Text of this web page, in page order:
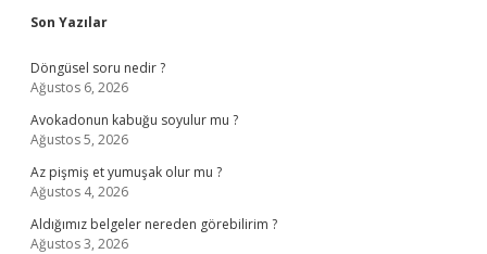
Sidebar
Son Yazılar
Döngüsel soru nedir ?
Ağustos 6, 2026
Avokadonun kabuğu soyulur mu ?
Ağustos 5, 2026
Az pişmiş et yumuşak olur mu ?
Ağustos 4, 2026
Aldığımız belgeler nereden görebilirim ?
Ağustos 3, 2026